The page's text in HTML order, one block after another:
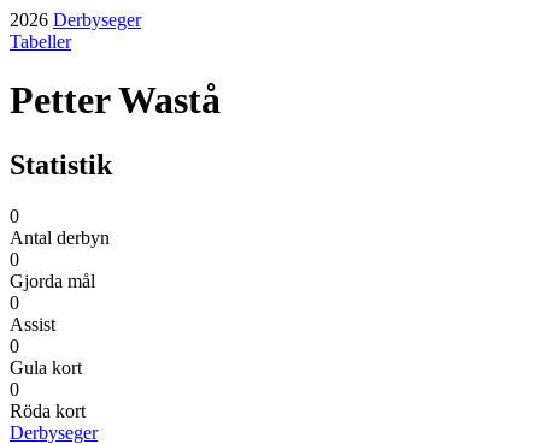
2026 Derbyseger
Tabeller
Petter Wastå
Statistik
0
Antal derbyn
0
Gjorda mål
0
Assist
0
Gula kort
0
Röda kort
Derbyseger